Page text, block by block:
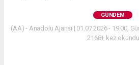
GÜNDEM
(AA) - Anadolu Ajansı | 01.07.2026 - 19:00,
2168+ kez okundu.